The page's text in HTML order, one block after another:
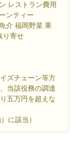
レストラン費用
ンティー
介 福岡野菜 果
り寄せ
ズチェーン等方
当該役務の調達
五万円を超えな
に該当）